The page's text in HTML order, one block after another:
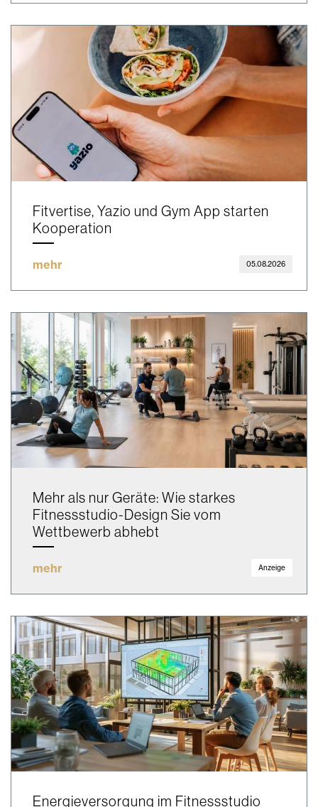
Fitvertise, Yazio und Gym App starten
Kooperation
mehr 05.08.2026
Mehr als nur Geräte: Wie starkes
Fitnessstudio-Design Sie vom
Wettbewerb abhebt
mehr Anzeige
Energieversorgung im Fitnessstudio